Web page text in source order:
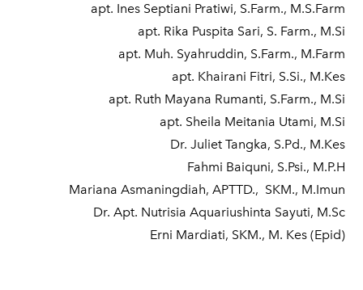
apt. Ines Septiani Pratiwi, S.Farm., M.S.Farm
apt. Rika Puspita Sari, S. Farm., M.Si
apt. Muh. Syahruddin, S.Farm., M.Farm
apt. Khairani Fitri, S.Si., M.Kes
apt. Ruth Mayana Rumanti, S.Farm., M.Si
apt. Sheila Meitania Utami, M.Si
Dr. Juliet Tangka, S.Pd., M.Kes
Fahmi Baiquni, S.Psi., M.P.H
Mariana Asmaningdiah, APTTD., SKM., M.Imun
Dr. Apt. Nutrisia Aquariushinta Sayuti, M.Sc
Erni Mardiati, SKM., M. Kes (Epid)